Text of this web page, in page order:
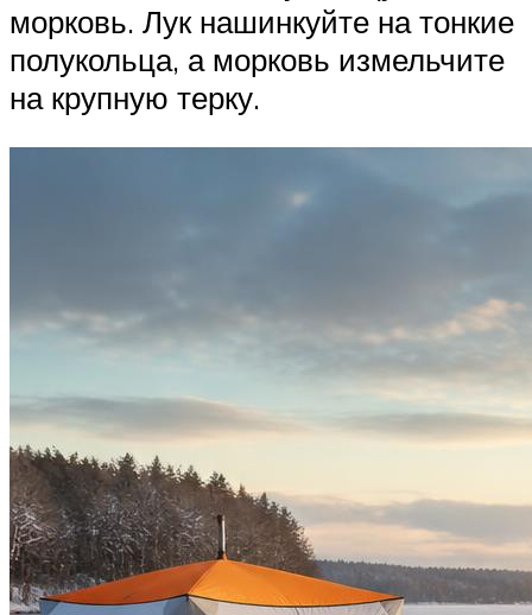
морковь. Лук нашинкуйте на тонкие
полукольца, а морковь измельчите
на крупную терку.